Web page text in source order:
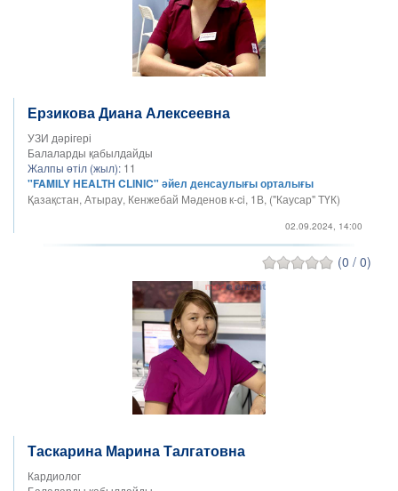
Ерзикова Диана Алексеевна
УЗИ дәрігері
Балаларды қабылдайды
Жалпы өтіл (жыл): 11
"FAMILY HEALTH CLINIC" әйел денсаулығы орталығы
Қазақстан, Атырау, Кенжебай Мәденов к-ci, 1В, ("Каусар" ТҮК)
02.09.2024, 14:00
(0 / 0)
Таскарина Марина Талгатовна
Кардиолог